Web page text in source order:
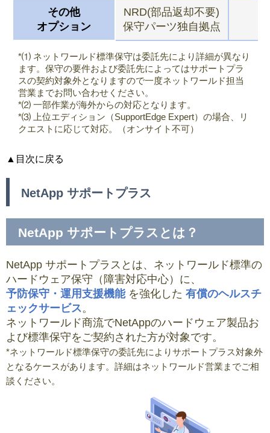
その他
オプション
NRD(部品返却不要)
保守パーツ独自拠点
*⑴ ネットワールド標準保守は委託先により詳細が異なり
ます。保守の要件および委託先によってはサポートプラ
スの契約対象外となりますので一度ネットワールド担当
営業までお問い合わせください。
*⑵ 一部作業が海外からの対応となります。
*⑶ 上位エディション（SupportEdge Expert）の場合、リ
クエストに応じて対応。（オンサイト不可）
▲目次に戻る
NetApp サポートプラス
NetApp サポートプラスとは？
NetApp サポートプラスとは、ネットワールド標準の
ハードウェア保守（障害対応中心）に、
予防保守・運用支援機能を強化した 有償のヘルスチ
ェックサービス。
ネットワールド商流でNetAppのハードウェア製品お
よび標準保守をご契約された方が対象です。
*ネットワールド標準保守の委託先によりサポートプラス対象外
となるケースがあります。詳細はネットワールド営業までご相
談ください。